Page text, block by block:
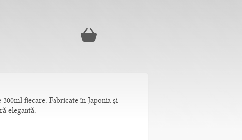
fiecare. Fabricate în Japonia și
elegantă.